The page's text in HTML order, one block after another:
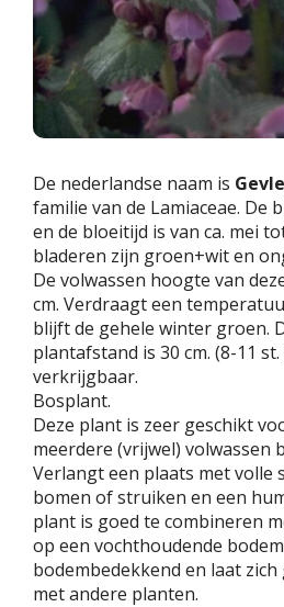
De nederlandse naam is
familie van de Lamiaceae. De
en de bloeitijd is van ca. mei
bladeren zijn groen+wit en
De volwassen hoogte van
cm. Verdraagt een
blijft de gehele winter groen.
plantafstand is 30 cm. (8-11
verkrijgbaar.
Bosplant.
Deze plant is zeer geschikt
meerdere (vrijwel) volwassen
Verlangt een plaats met volle
bomen of struiken en een
plant is goed te combineren
op een vochthoudende
bodembedekkend en laat
met andere planten.